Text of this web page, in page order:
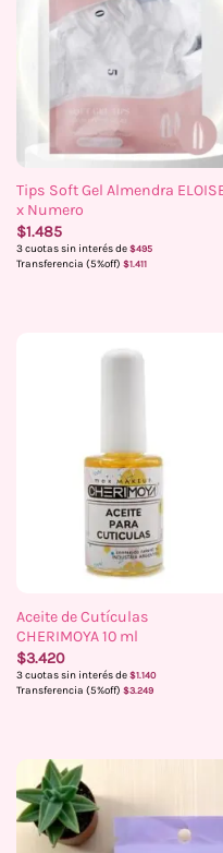
Tips Soft Gel Almendra
x Numero
$1.485
3 cuotas sin interés de $495
Transferencia (5%off) $1.411
Aceite de Cutículas
CHERIMOYA 10 ml
$3.420
3 cuotas sin interés de $1.140
Transferencia (5%off) $3.249